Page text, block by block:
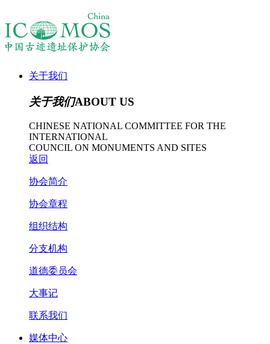
关于我们
关于我们ABOUT US
CHINESE NATIONAL COMMITTEE FOR THE
INTERNATIONAL
COUNCIL ON MONUMENTS AND SITES
返回
协会简介
协会章程
组织结构
分支机构
道德委员会
大事记
联系我们
媒体中心